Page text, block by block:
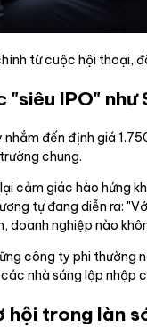
từ cuộc hội thoại,
IPO" như
đến định giá
chung.
cảm giác hào hứng
tự đang diễn ra:
doanh nghiệp nào
công ty phi
nhà sáng lập nhập
hội trong làn